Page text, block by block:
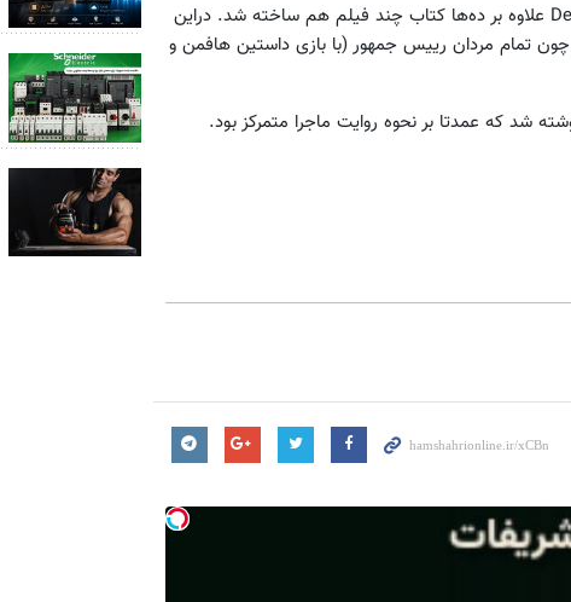
حتما می‌دانید که درباره ماجراها و مسایل پشت پرده Deep Throat علاوه بر ده‌ها کتاب چند فیلم هم ساخته شد. دراین
تمام مردان رییس جمهور (با بازی داستین هافمن و
شد که عمدتا بر نحوه روایت ماجرا متمرکز بود.